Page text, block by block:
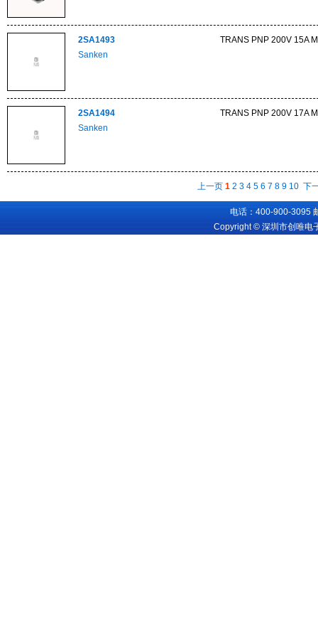
2SA1493
Sanken
TRANS PNP 200V 15A
2SA1494
Sanken
TRANS PNP 200V 17A
上一页 1 2 3 4 5 6 7 8 9 10 下
电话：400-900-3095
Copyright © 深圳市创唯电